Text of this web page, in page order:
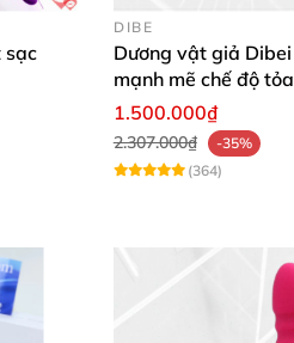
mọi phụ nữ. Nó không chỉ
sạc
DIBE
Dương vật giả
mạnh mẽ chế độ
1.500.000₫
2.307.000₫
-35%
(364)